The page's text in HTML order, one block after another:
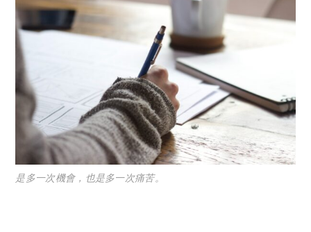
是多一次機會，也是多一次痛苦。